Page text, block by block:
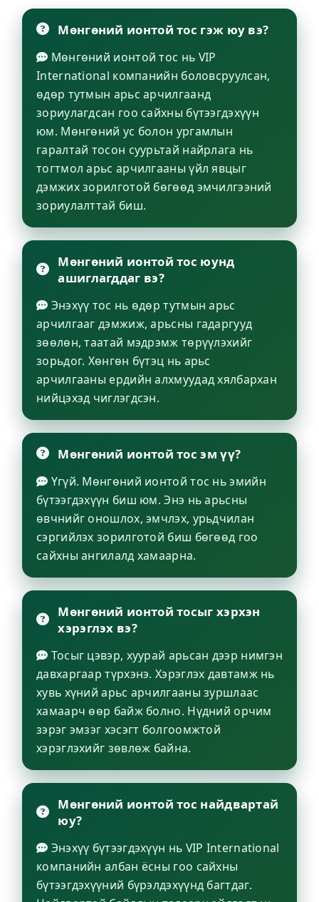
Мөнгөний ионтой тос гэж юу вэ?
Мөнгөний ионтой тос нь VIP
International компанийн боловсруулсан,
өдөр тутмын арьс арчилгаанд
зориулагдсан гоо сайхны бүтээгдэхүүн
юм. Мөнгөний ус болон ургамлын
гаралтай тосон суурьтай найрлага нь
тогтмол арьс арчилгааны үйл явцыг
дэмжих зорилготой бөгөөд эмчилгээний
зориулалттай биш.
Мөнгөний ионтой тос юунд
ашиглагддаг вэ?
Энэхүү тос нь өдөр тутмын арьс
арчилгааг дэмжиж, арьсны гадаргууд
зөөлөн, таатай мэдрэмж төрүүлэхийг
зорьдог. Хөнгөн бүтэц нь арьс
арчилгааны ердийн алхмуудад хялбархан
нийцэхэд чиглэгдсэн.
Мөнгөний ионтой тос эм үү?
Үгүй. Мөнгөний ионтой тос нь эмийн
бүтээгдэхүүн биш юм. Энэ нь арьсны
өвчнийг оношлох, эмчлэх, урьдчилан
сэргийлэх зорилготой биш бөгөөд гоо
сайхны ангилалд хамаарна.
Мөнгөний ионтой тосыг хэрхэн
хэрэглэх вэ?
Тосыг цэвэр, хуурай арьсан дээр нимгэн
давхаргаар түрхэнэ. Хэрэглэх давтамж нь
хувь хүний арьс арчилгааны зуршлаас
хамаарч өөр байж болно. Нүдний орчим
зэрэг эмзэг хэсэгт болгоомжтой
хэрэглэхийг зөвлөж байна.
Мөнгөний ионтой тос найдвартай
юу?
Энэхүү бүтээгдэхүүн нь VIP International
компанийн албан ёсны гоо сайхны
бүтээгдэхүүний бүрэлдэхүүнд багтдаг.